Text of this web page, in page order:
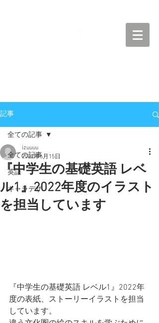
記事
全ての記事
英語
キャラデザ
全ての記事
『中学生の基礎英語 レベ
ル1』2022年度のイラスト
を担当しています
izuuuu
2022年6月15日
『中学生の基礎英語 レベル1』2022年
度の表紙、ストーリーイラストを担当
しています。